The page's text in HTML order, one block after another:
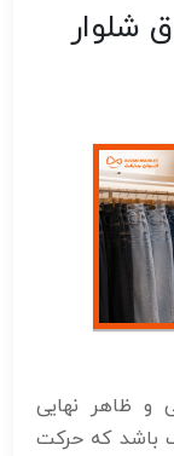
شلوار
و ظاهر نهایی
باشد که حرکت